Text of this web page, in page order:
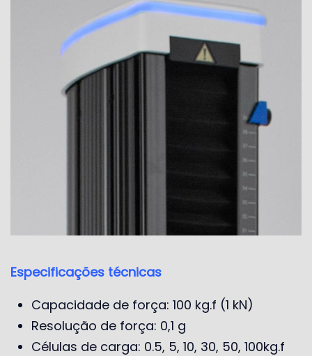
Especificações técnicas
Capacidade de força: 100 kg.f (1 kN)
Resolução de força: 0,1 g
Células de carga: 0.5, 5, 10, 30, 50, 100kg.f